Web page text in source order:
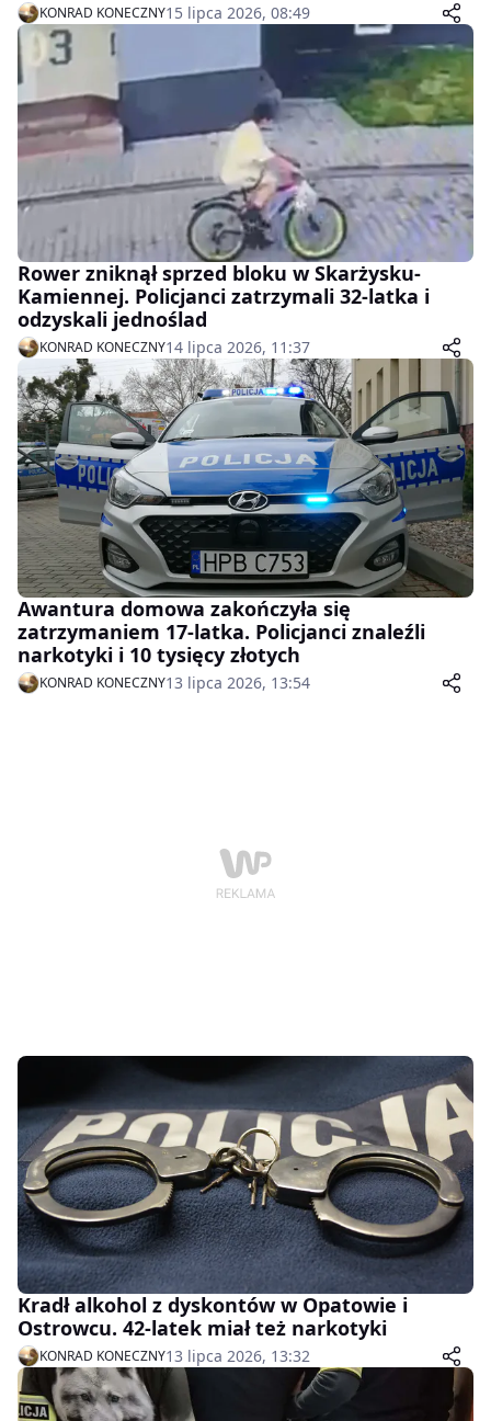
KONRAD KONECZNY15 lipca 2026, 08:49
Rower zniknął sprzed bloku w Skarżysku-
Kamiennej. Policjanci zatrzymali 32-latka i
odzyskali jednoślad
KONRAD KONECZNY14 lipca 2026, 11:37
Awantura domowa zakończyła się
zatrzymaniem 17-latka. Policjanci znaleźli
narkotyki i 10 tysięcy złotych
KONRAD KONECZNY13 lipca 2026, 13:54
Kradł alkohol z dyskontów w Opatowie i
Ostrowcu. 42-latek miał też narkotyki
KONRAD KONECZNY13 lipca 2026, 13:32